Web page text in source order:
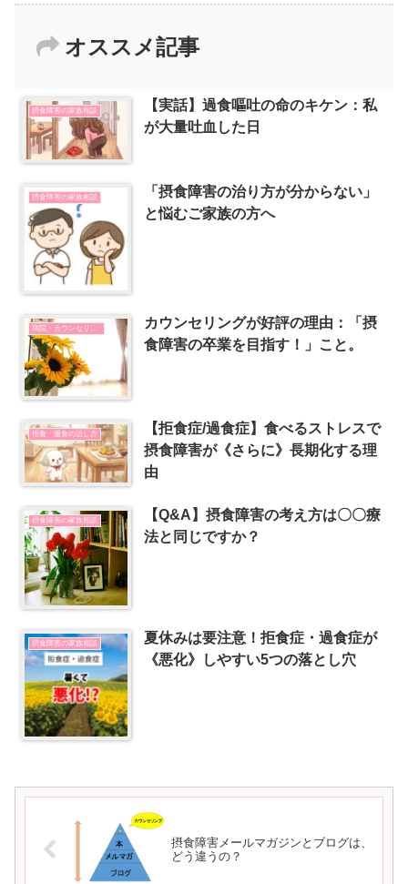
オススメ記事
摂食障害の家族相談
【実話】過食嘔吐の命のキケン：私
が大量吐血した日
摂食障害の家族相談
「摂食障害の治り方が分からない」
と悩むご家族の方へ
病院・カウンセリングの選び方
カウンセリングが好評の理由：「摂
食障害の卒業を目指す！」こと。
拒食・過食の治し方
【拒食症/過食症】食べるストレスで
摂食障害が《さらに》長期化する理
由
摂食障害の家族相談
【Q&A】摂食障害の考え方は〇〇療
法と同じですか？
摂食障害の家族相談
夏休みは要注意！拒食症・過食症が
《悪化》しやすい5つの落とし穴
摂食障害メールマガジンとブログは、
どう違うの？